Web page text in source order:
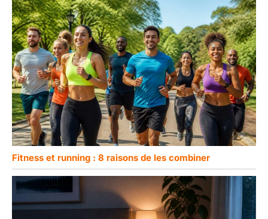
Fitness et running : 8 raisons de les combiner